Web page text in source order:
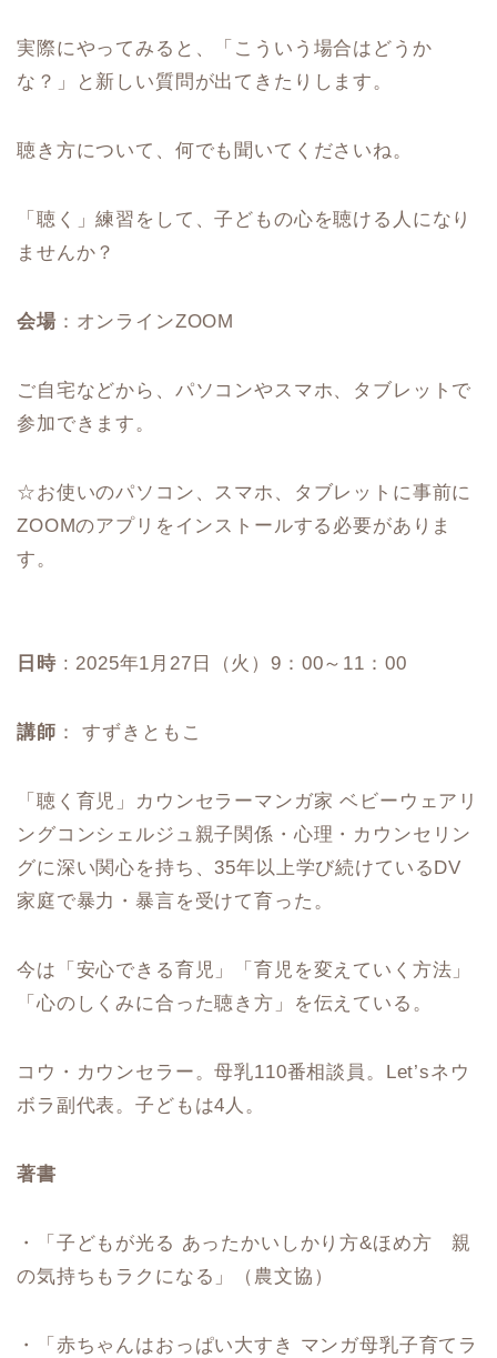
実際にやってみると、「こういう場合はどうか
な？」と新しい質問が出てきたりします。
聴き方について、何でも聞いてくださいね。
「聴く」練習をして、子どもの心を聴ける人になり
ませんか？
会場 ：オンラインZOOM
ご自宅などから、パソコンやスマホ、タブレットで
参加できます。
☆お使いのパソコン、スマホ、タブレットに事前に
ZOOMのアプリをインストールする必要がありま
す。
日時 : 2025年1月27日（火）9：00～11：00
講師 ： すずきともこ
「聴く育児」カウンセラーマンガ家 ベビーウェアリ
ングコンシェルジュ親子関係・心理・カウンセリン
グに深い関心を持ち、35年以上学び続けているDV
家庭で暴力・暴言を受けて育った。
今は「安心できる育児」「育児を変えていく方法」
「心のしくみに合った聴き方」を伝えている。
コウ・カウンセラー。母乳110番相談員。Let’sネウ
ボラ副代表。子どもは4人。
著書
・「子どもが光る あったかいしかり方&ほめ方 親
の気持ちもラクになる」（農文協）
・「赤ちゃんはおっぱい大すき マンガ母乳子育てラ